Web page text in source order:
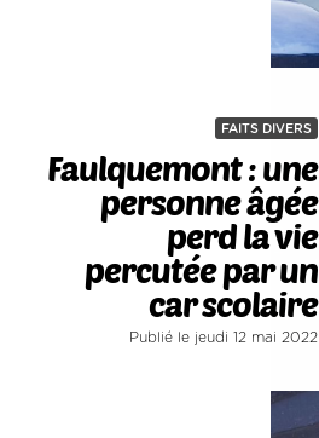
FAITS DIVERS
Faulquemont : une
personne âgée
perd la vie
percutée par un
car scolaire
Publié le jeudi 12 mai 2022